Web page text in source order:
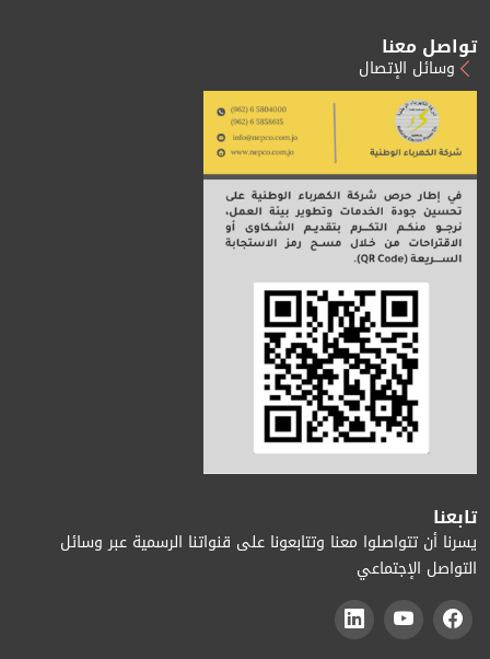
تواصل معنا
وسائل الإتصال
تابعنا
يسرنا أن تتواصلوا معنا وتتابعونا على قنواتنا الرسمية عبر وسائل
التواصل الإجتماعي